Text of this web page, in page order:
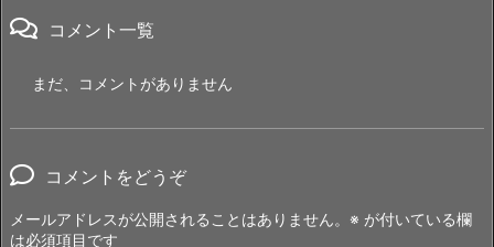
コメント一覧
まだ、コメントがありません
コメントをどうぞ
メールアドレスが公開されることはありません。 ※ が付いている欄
は必須項目です